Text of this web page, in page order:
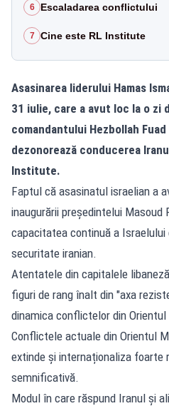
6 Escaladarea conflictului
7 Cine este RL Institute
Asasinarea liderului Hamas
31 iulie, care a avut loc la o zi
comandantului Hezbollah
dezonorează conducerea
Institute.
Faptul că asasinatul israelian a
inaugurării președintelui Masoud
capacitatea continuă a
securitate iranian.
Atentatele din capitalele
figuri de rang înalt din "axa
dinamica conflictelor din
Conflictele actuale din Orientul
extinde și internaționaliza foarte
semnificativă.
Modul în care răspund Iranul și